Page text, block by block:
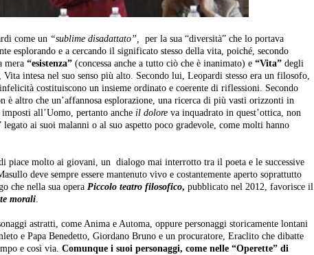
come un “sublime disadattato”, per la sua “diversità” che lo portava
esplorando e a cercando il significato stesso della vita, poiché, secondo
mera “esistenza” (concessa anche a tutto ciò che è inanimato) e “Vita” degli
intesa nel suo senso più alto. Secondo lui, Leopardi stesso era un filosofo,
costituiscono un insieme ordinato e coerente di riflessioni. Secondo
è altro che un’affannosa esplorazione, una ricerca di più vasti orizzonti in
all’Uomo, pertanto anche il dolore va inquadrato in quest’ottica, non
ai suoi malanni o al suo aspetto poco gradevole, come molti hanno
piace molto ai giovani, un dialogo mai interrotto tra il poeta e le successive
deve sempre essere mantenuto vivo e costantemente aperto soprattutto
che nella sua opera Piccolo teatro filosofico, pubblicato nel 2012, favorisce il
morali.
astratti, come Anima e Automa, oppure personaggi storicamente lontani
e Papa Benedetto, Giordano Bruno e un procuratore, Eraclito che dibatte
e così via. Comunque i suoi personaggi, come nelle “Operette” di